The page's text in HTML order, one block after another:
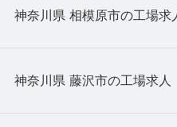
神奈川県 相模原市の工場求
神奈川県 藤沢市の工場求人